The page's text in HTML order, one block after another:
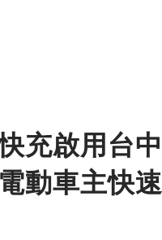
充啟用台
動車主快